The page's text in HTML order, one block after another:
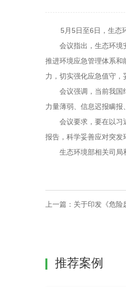
5月5日至6日，生态环
会议指出，生态环境安
推进环境应急管理体系
力，切实强化应急值守
会议强调，当前我国结
力量薄弱、信息迟报瞒
会议要求，要在以习近
报告，科学妥善应对突发
生态环境部相关司局和
上一篇： 关于印发《危险
推荐案例